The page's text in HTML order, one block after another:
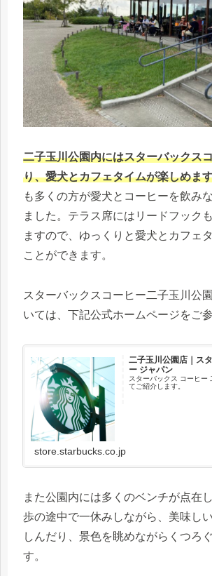
二子玉川公園内にはスターバックス
り、愛犬とカフェタイムが楽しめま
も多くの方が愛犬とコーヒーを飲み
ました。テラス席にはリードフック
ますので、ゆっくりと愛犬とカフェ
ことができます。
スターバックスコーヒー二子玉川公
いては、下記公式ホームページをご
二子玉川公園店｜ス
ー ジャパン
スターバックス コーヒー
てご紹介します。
store.starbucks.co.jp
また公園内には多くのベンチが点在
歩の途中で一休みしながら、美味し
しんだり、景色を眺めながらくつろ
す。